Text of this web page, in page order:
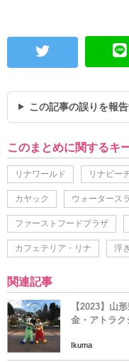
この記事の誤りを報
このまとめに関するキ
リナワールド リナビー
カヤック ウォータース
ファーストフードプラザ
カフェテリア・リナ 浮
関連記事
【2023】山
金・アトラク
Ikuma